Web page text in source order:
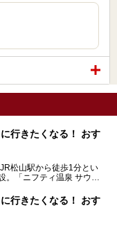
行きたくなる！ おす
松山駅から徒歩1分とい
。「ニフティ温泉 サウナ
天然温泉・サウナ・岩盤
”がそろう人気施設の中で
ントについて厳選してお
行きたくなる！ おす